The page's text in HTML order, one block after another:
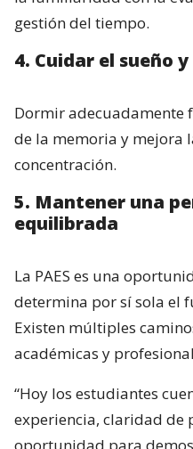
gestión del tiempo.
4. Cuidar el sueño
Dormir adecuadamente
de la memoria y mejora
concentración.
5. Mantener una
equilibrada
La PAES es una
determina por sí sola el
Existen múltiples
académicas y
“Hoy los estudiantes
experiencia, claridad de
oportunidad para